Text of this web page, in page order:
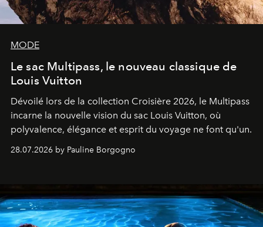
MODE
Le sac Multipass, le nouveau classique de
Louis Vuitton
Dévoilé lors de la collection Croisière 2026, le Multipass
incarne la nouvelle vision du sac Louis Vuitton, où
polyvalence, élégance et esprit du voyage ne font qu'un.
28.07.2026 by Pauline Borgogno